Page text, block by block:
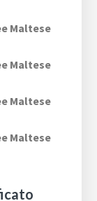
Maltese
Maltese
Maltese
Maltese